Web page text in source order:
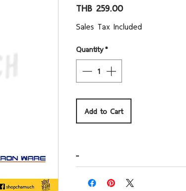
THB 259.00Price
Sales Tax Included
Quantity*
Add to Cart